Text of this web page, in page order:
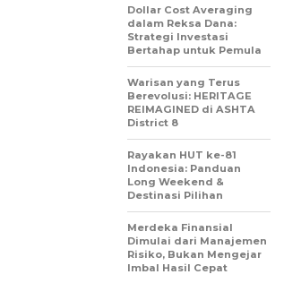
Dollar Cost Averaging
dalam Reksa Dana:
Strategi Investasi
Bertahap untuk Pemula
Warisan yang Terus
Berevolusi: HERITAGE
REIMAGINED di ASHTA
District 8
Rayakan HUT ke-81
Indonesia: Panduan
Long Weekend &
Destinasi Pilihan
Merdeka Finansial
Dimulai dari Manajemen
Risiko, Bukan Mengejar
Imbal Hasil Cepat